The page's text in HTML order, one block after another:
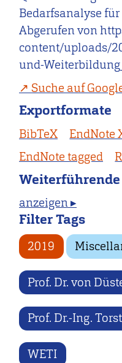
Bedarfsanalyse
Abgerufen von
content/uploads/
und-
Suche auf
Exportformate
BibTeX EndNote
EndNote tagged
anzeigen ▸
Filter Tags
2019
Prof. Dr. von
Prof. Dr.-Ing.
WETI